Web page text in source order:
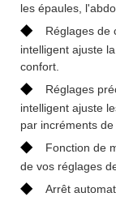
les épaules,
◆
Réglages de
intelligent ajuste
confort.
◆
Réglages
intelligent ajuste
par incréments de
◆
Fonction de
de vos réglages
◆
Arrêt